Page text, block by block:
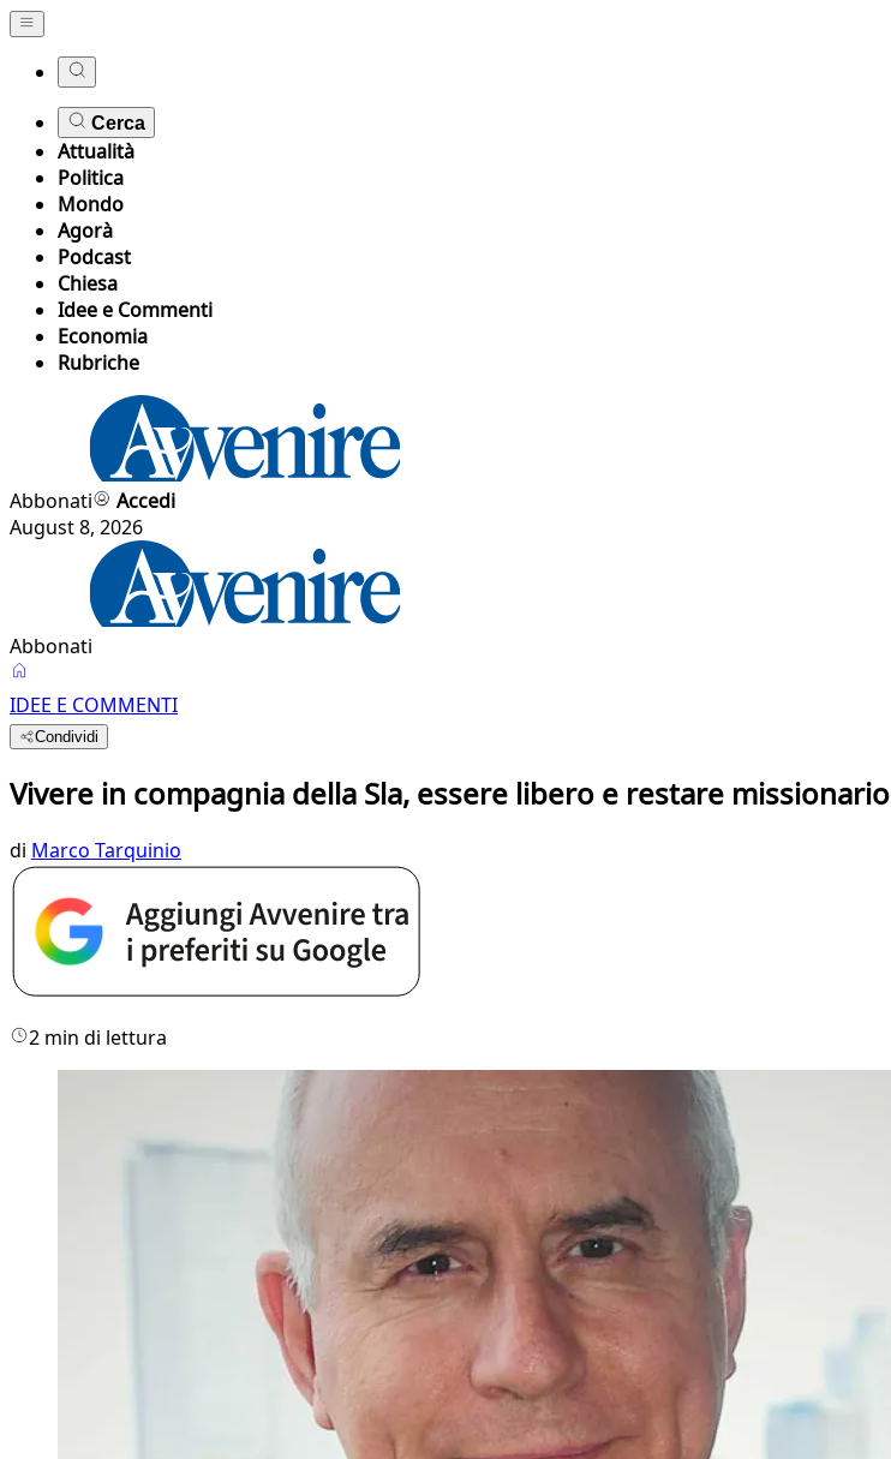
Cerca
Attualità
Politica
Mondo
Agorà
Podcast
Chiesa
Idee e Commenti
Economia
Rubriche
Abbonati
Accedi
August 8, 2026
Abbonati
IDEE E COMMENTI
Condividi
Vivere in compagnia della Sla, essere libero e restare missionario
di Marco Tarquinio
2 min di lettura